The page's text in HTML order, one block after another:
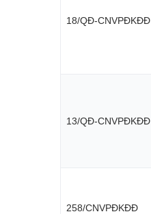
18/QĐ-CNVPĐKĐĐ
13/QĐ-CNVPĐKĐĐ
258/CNVPĐKĐĐ